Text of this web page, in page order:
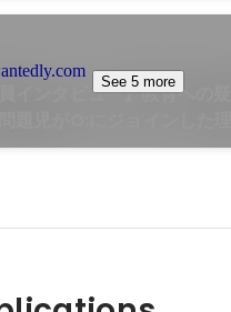
員インタビュー】教育への疑
See 5 more